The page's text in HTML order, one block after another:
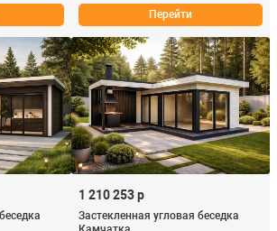
Перейти
1 210 253 р
Застекленная угловая беседка